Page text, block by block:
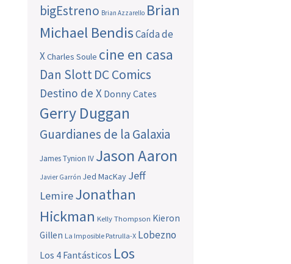
bigEstreno Brian Azzarello Brian
Michael BendisCaída de
XCharles Soule cine en casa
Dan SlottDC Comics
Destino de X Donny Cates
Gerry Duggan
Guardianes de la Galaxia
James Tynion IV Jason Aaron
Javier Garrón Jed MacKay Jeff
LemireJonathan
Hickman Kelly Thompson Kieron
Gillen La Imposible Patrulla-X Lobezno
Los 4 Fantásticos Los